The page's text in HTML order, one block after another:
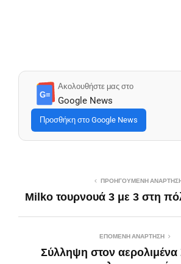
G≡
Ακολουθήστε μας στο
Google News
Προσθήκη στο Google News
ΠΡΟΗΓΟΎΜΕΝΗ
Milko τουρνουά 3 με 3 στη
ΕΠΌΜΕΝΗ ΑΝΆΡΤΗΣΗ
Σύλληψη στον αερολιμένα